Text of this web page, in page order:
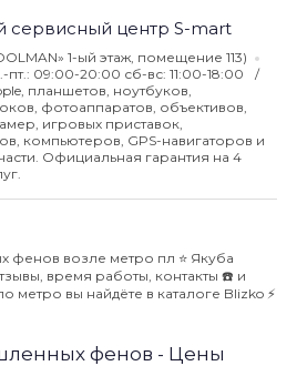
сервисный центр S-mart
1-ый этаж, помещение 113)
пт.: 09:00-20:00 сб-вс: 11:00-18:00
планшетов, ноутбуков,
фотоаппаратов, объективов,
игровых приставок,
компьютеров, GPS-навигаторов и
Официальная гарантия на 4
возле метро пл ⭐️ Якуба
время работы, контакты ☎️ и
метро вы найдёте в каталоге Blizko ⚡️
фенов - Цены